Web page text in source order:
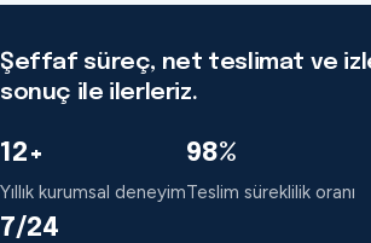
Şeffaf süreç, net teslimat ve
sonuç ile ilerleriz.
12+
Yıllık kurumsal deneyim
98%
Teslim süreklilik oranı
7/24